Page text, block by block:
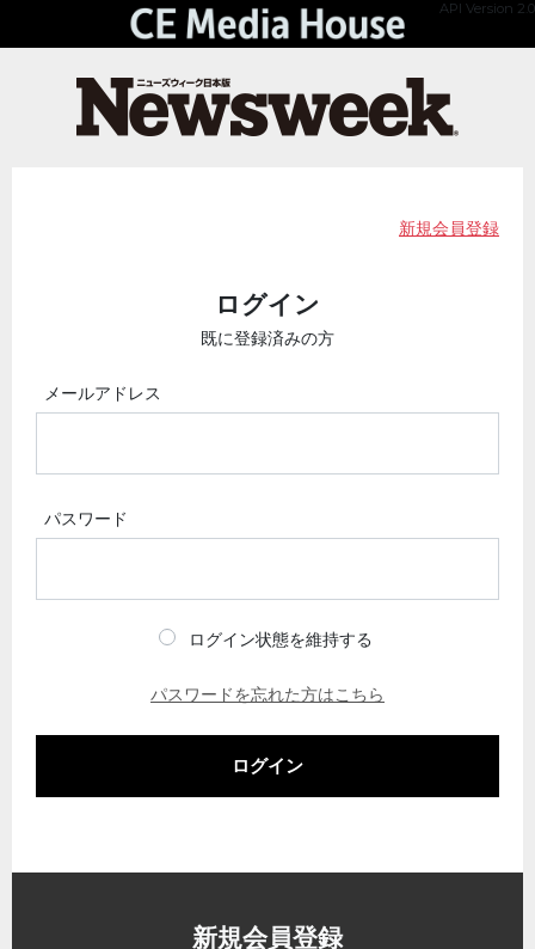
API Version 2.0
新規会員登録
ログイン
既に登録済みの方
メールアドレス
パスワード
ログイン状態を維持する
パスワードを忘れた方はこちら
ログイン
新規会員登録